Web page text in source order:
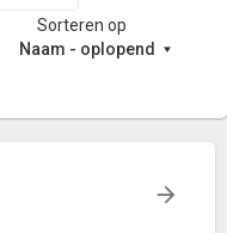
Sorteren op
Naam - oplopend